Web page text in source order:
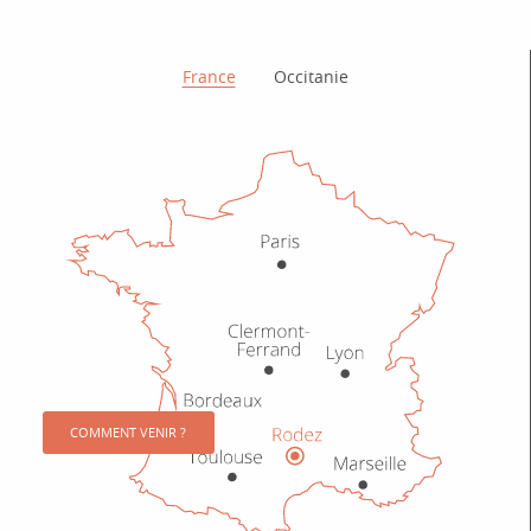
Comment venir ?
France Occitanie
COMMENT VENIR ?